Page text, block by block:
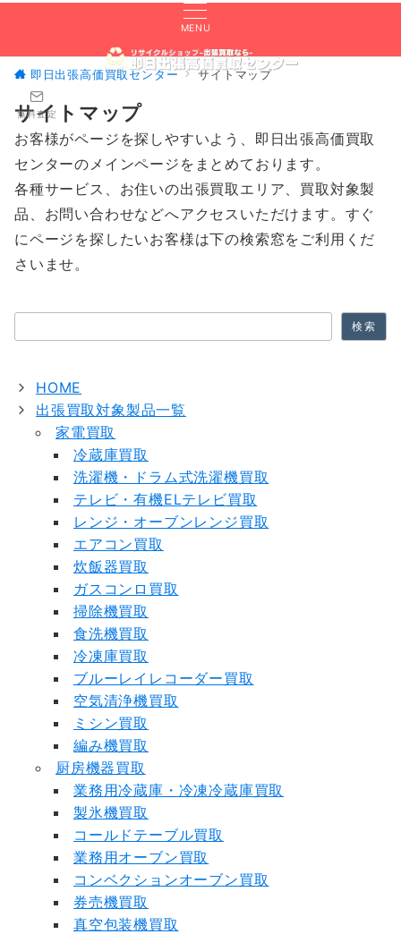
MENU
無料査定
即日出張高価買取センター サイトマップ
サイトマップ
お客様がページを探しやすいよう、即日出張高価買取
センターのメインページをまとめております。
各種サービス、お住いの出張買取エリア、買取対象製
品、お問い合わせなどへアクセスいただけます。すぐ
にページを探したいお客様は下の検索窓をご利用くだ
さいませ。
検索
HOME
出張買取対象製品一覧
家電買取
冷蔵庫買取
洗濯機・ドラム式洗濯機買取
テレビ・有機ELテレビ買取
レンジ・オーブンレンジ買取
エアコン買取
炊飯器買取
ガスコンロ買取
掃除機買取
食洗機買取
冷凍庫買取
ブルーレイレコーダー買取
空気清浄機買取
ミシン買取
編み機買取
厨房機器買取
業務用冷蔵庫・冷凍冷蔵庫買取
製氷機買取
コールドテーブル買取
業務用オーブン買取
コンベクションオーブン買取
券売機買取
真空包装機買取